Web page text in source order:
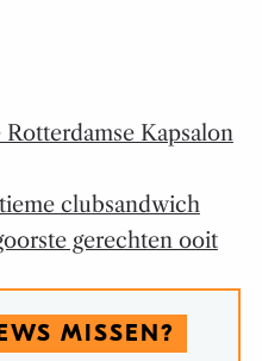
Kapsalon
clubsandwich
gerechten ooit
MISSEN?